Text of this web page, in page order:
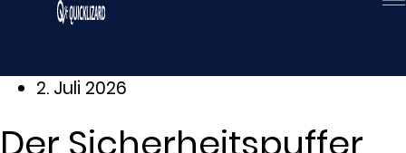
2. Juli 2026
Der Sicherheitspuffer